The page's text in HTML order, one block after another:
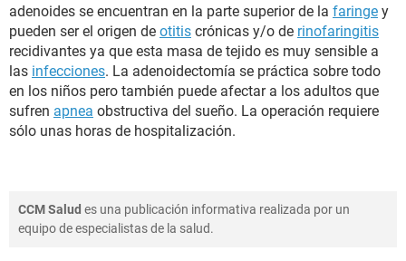
adenoides se encuentran en la parte superior de la faringe y
pueden ser el origen de otitis crónicas y/o de rinofaringitis
recidivantes ya que esta masa de tejido es muy sensible a
las infecciones. La adenoidectomía se práctica sobre todo
en los niños pero también puede afectar a los adultos que
sufren apnea obstructiva del sueño. La operación requiere
sólo unas horas de hospitalización.
CCM Salud es una publicación informativa realizada por un
equipo de especialistas de la salud.